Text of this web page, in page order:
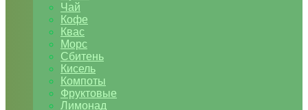
Чай
Кофе
Квас
Морс
Сбитень
Кисель
Компоты
Фруктовые
Лимонад